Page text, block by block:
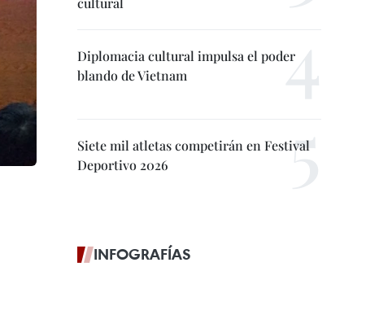
Diplomacia cultural impulsa el poder
blando de Vietnam
Siete mil atletas competirán en Festival
Deportivo 2026
INFOGRAFÍAS